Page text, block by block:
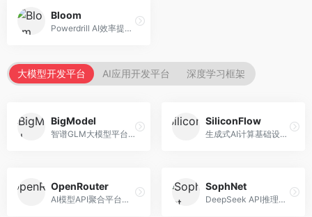
Bloom
Powerdrill AI效率提升平台，专注于企业智能化。面向企业用户，提供智能体创建、流程自动化、数据分析等服务，企业效率提升显著。
大模型开发平台 AI应用开发平台 深度学习框架
BigModel
智谱GLM大模型平台，提供API调用与模型服务。面向开发者和企业用户，提供GLM系列模型API、微调服务、应用开发工具等，开源生态完善。
SiliconFlow
生成式AI计算基础设施平台，专注于模型推理服务。面向开发者和企业，提供多模型API、高性能推理、成本优化等服务，推理性价比高。
OpenRouter
AI模型API聚合平台，整合多种主流大模型。面向开发者，提供统一API接口、模型对比、成本优化等服务，模型选择灵活。
SophNet
DeepSeek API推理平台，专注于DeepSeek模型服务。面向开发者，提供DeepSeek模型API、高性能推理、低成本服务，推理效率高。